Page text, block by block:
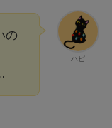
ハピ
の